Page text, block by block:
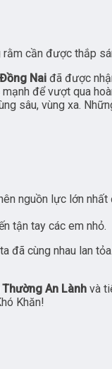
cần được thắp
Nai đã được
để vượt qua
sâu, vùng xa.
nguồn lực lớn nhất
tận tay các em nhỏ.
đã cùng nhau lan
An Lành và
Khăn!